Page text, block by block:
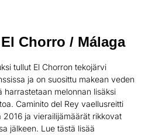
Chorro / Málaga
tullut El Chorron tekojärvi
ja on suosittu makean veden
harrastetaan melonnan lisäksi
Caminito del Rey vaellusreitti
ja vierailijämäärät rikkovat
jälkeen. Lue tästä lisää